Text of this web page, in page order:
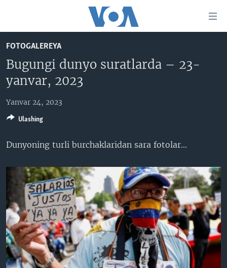
boring
Boshiga
Qidiruvga
o'ting
AMERIKA
MARKAZIY OSIYO
XALQARO
MULTIMEDIA
XALQARO HAYOT
VASHINGTON CHOYXONASI
MOBIL-SALOM!
VIDEO
XABARLAR SURATLARDA
FACEBOOK
YOUTUBE
INSTAGRAM
ODNOKLASSNIKI
TELEGRAM
INGLIZ TILI DARSLARI
EDITORIAL
Learning English
FOTOGALEREYA
Bugungi dunyo suratlarda – 23-
yanvar, 2023
Yanvar 24, 2023
Dunyoning turli burchaklaridan sara fotolar​...
Ulashing